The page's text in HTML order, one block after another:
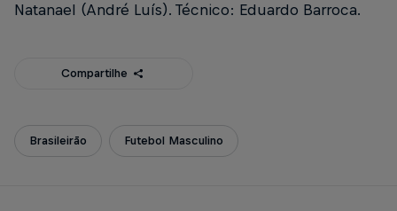
Natanael (André Luís). Técnico: Eduardo Barroca.
Compartilhe
Brasileirão Futebol Masculino